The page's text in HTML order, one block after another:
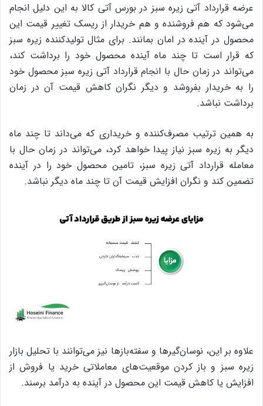
عرضه قرارداد آتی زیره سبز در بورس آتی کالا به این دلیل انجام
می‌شود که هم فروشنده و هم خریدار از ریسک تغییر قیمت این
محصول در آینده در امان بمانند. برای مثال تولیدکننده زیره سبز
که قرار است تا چند ماه آینده محصول خود را برداشت کند،
می‌تواند در زمان حال با انجام قرارداد آتی زیره سبز محصول خود
را به خریدار بفروشد و دیگر نگران کاهش قیمت آن در زمان
برداشت نباشد.
به همین ترتیب مصرف‌کننده و خریداری که می‌داند تا چند ماه
دیگر به زیره سبز نیاز پیدا خواهد کرد، می‌تواند در زمان حال با
معامله قرارداد آتی زیره سبز، تامین محصول خود را در آینده
تضمین کند و نگران افزایش قیمت آن تا چند ماه دیگر نباشد.
علاوه بر این، نوسان‌گیرها و سفته‌بازها نیز می‌توانند با تحلیل بازار
زیره سبز و باز کردن موقعیت‌های معاملاتی خرید یا فروش از
افزایش یا کاهش قیمت این محصول در آینده به درآمد برسند.